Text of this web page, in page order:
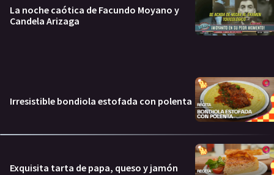
La noche caótica de Facundo Moyano y
Candela Arizaga
Irresistible bondiola estofada con polenta
Exquisita tarta de papa, queso y jamón